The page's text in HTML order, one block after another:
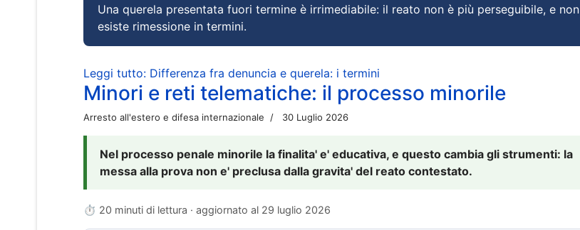
Una querela presentata fuori termine è irrimediabile: il reato non è più perseguibile, e non
esiste rimessione in termini.
Leggi tutto: Differenza fra denuncia e querela: i termini
Minori e reti telematiche: il processo minorile
Arresto all'estero e difesa internazionale 30 Luglio 2026
Nel processo penale minorile la finalita' e' educativa, e questo cambia gli strumenti: la
messa alla prova non e' preclusa dalla gravita' del reato contestato.
⏱ 20 minuti di lettura · aggiornato al 29 luglio 2026